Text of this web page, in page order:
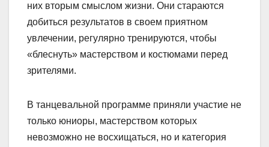
них вторым смыслом жизни. Они стараются
добиться результатов в своем приятном
увлечении, регулярно тренируются, чтобы
«блеснуть» мастерством и костюмами перед
зрителями.
В танцевальной программе приняли участие не
только юниоры, мастерством которых
невозможно не восхищаться, но и категория